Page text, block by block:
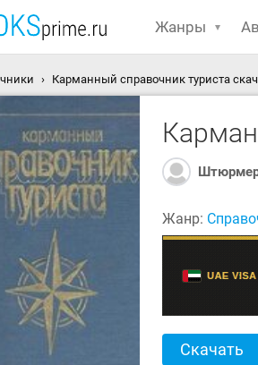
Жанры
Карманный справочник туриста
Жанр:
Скачать